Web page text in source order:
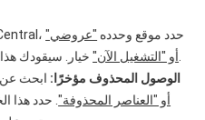
داخل TiVo Central، حدد موقع وحدده "عروضي"
أو "التشغيل الآن"
الوصول المحذوف مؤخرًا: ابحث عن
أو "العناصر المحذوفة". حدد هذا